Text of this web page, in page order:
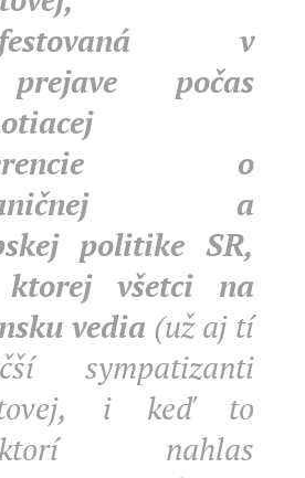
v
prejave počas
o
a
politike SR,
všetci na
vedia (už aj tí
sympatizanti
i keď to
nahlas